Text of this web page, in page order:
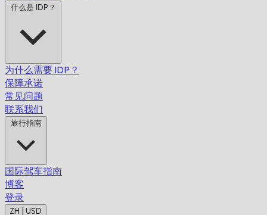
什么是 IDP？
为什么需要 IDP？
保障承诺
常见问题
联系我们
旅行指南
国际驾车指南
博客
登录
ZH | USD